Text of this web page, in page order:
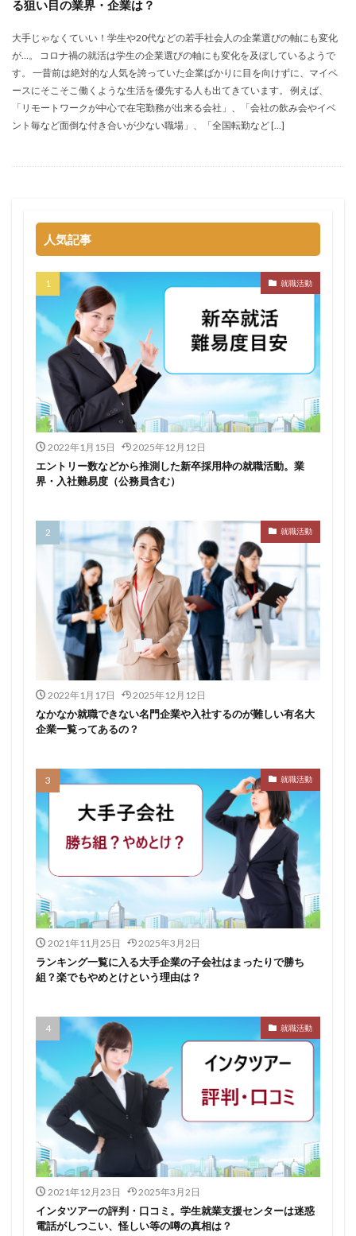
る狙い目の業界・企業は？
大手じゃなくていい！学生や20代などの若手社会人の企業選びの軸にも変化
が…。 コロナ禍の就活は学生の企業選びの軸にも変化を及ぼしているようで
す。 一昔前は絶対的な人気を誇っていた企業ばかりに目を向けずに、マイペ
ースにそこそこ働くような生活を優先する人も出てきています。 例えば、
「リモートワークが中心で在宅勤務が出来る会社」、「会社の飲み会やイベ
ント毎など面倒な付き合いが少ない職場」、「全国転勤など […]
人気記事
就職活動
2022年1月15日 2025年12月12日
エントリー数などから推測した新卒採用枠の就職活動。業
界・入社難易度（公務員含む）
就職活動
2022年1月17日 2025年12月12日
なかなか就職できない名門企業や入社するのが難しい有名大
企業一覧ってあるの？
就職活動
2021年11月25日 2025年3月2日
ランキング一覧に入る大手企業の子会社はまったりで勝ち
組？楽でもやめとけという理由は？
就職活動
2021年12月23日 2025年3月2日
インタツアーの評判・口コミ。学生就業支援センターは迷惑
電話がしつこい、怪しい等の噂の真相は？
内定出るのが早い
倍率が低い
信頼できる
何個
何がしたいかわからない
体験談
体育会系
内定をもらいやすい
内定欲しい
初めて
性格診断アプリ
情報系学部
会社辞めたい
若者
誰でも受かる業界
評判
見分け方
裁量権
落ちてから
自己分析ツール 身バレ
自己分析
自己PR動画
職種 職務経歴書
職サークル
締切
第二新卒とは
第二新卒エージェントneo
第二新卒
超優良企業 種類
長所
面談
面接 難易度
難しく考えすぎ
難しい
隠れホワイト企業
長所がわからない
適職診断ツール
進路決まらない
逆質問 逆求人
退会出来ない
転職できる
転職サイト 穴場
私服
愛知県名古屋市
既卒 朝日学情ナビ
服装
有名企業
最終面接 書けない
書かない
早期選考時期
早期選考 新卒採用
東北地方
新卒応援ハローワーク
新卒 支援先
持ち駒ゼロ
手遅れ 手取り15万
成長
泣くほど嫌い
相談 甘い 理系ナビ
理系
狙い目
無理
株式会社ジールコミュニケーションズ
求人探し方
比較 正社員 業界診断
業界別
株式会社リアライブ
株式会社パフ
体育会
11月
アプリ
インターンシップ
インターン
イロダスサロン
イベント いつから
いくら
いくつ
いい就職ドットコム
アスリートエージェント
インタツアー
あさがくナビ
あきらめ
アカリク就職エージェント
UZUZ
URL unistyle
インターンシップガイド
ウズキャリ
TSUNORU
キャリch
キャンパスキャリア
キャリチャン
キャリセン就活エージェント
キャリアパーク
キャリアチケットスカウト
キャリアセレクト
キャリアスタート
キミスカ
エンジニア
カレンダー
かからない大学
オファーボックス
オファーサービス
エントリーシート（ES）
エントリーシート
エントリー
エンジニア就活 type就活